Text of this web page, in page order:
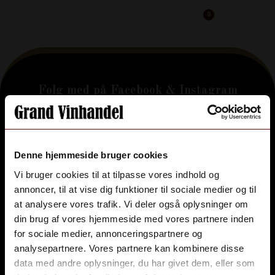
Denne hjemmeside bruger cookies
Vi bruger cookies til at tilpasse vores indhold og
annoncer, til at vise dig funktioner til sociale medier og til
at analysere vores trafik. Vi deler også oplysninger om
din brug af vores hjemmeside med vores partnere inden
for sociale medier, annonceringspartnere og
analysepartnere. Vores partnere kan kombinere disse
data med andre oplysninger, du har givet dem, eller som
Følg med på Facebook & Instagram
Grand Vinhandel Vinoble Holbæk
vinoble4300
grand_vinhandel
grand_vinhandel
grand_vinhandel
grand_vinhandel
Grand Vinhandel Vinoble Holbæk
Ahlgade 48, 4300 Holbæk
+45 59 43 09 97
CVR: 41788690
Aldersbekræftelse